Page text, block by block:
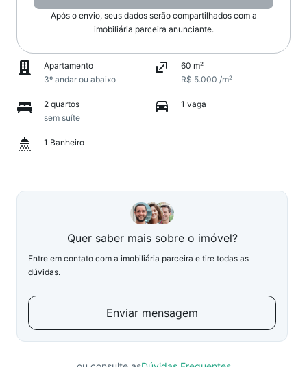
Após o envio, seus dados serão compartilhados com a
imobiliária parceira anunciante.
Apartamento
3º andar ou abaixo
60 m²
R$ 5.000 /m²
2 quartos
sem suíte
1 vaga
1 Banheiro
Quer saber mais sobre o imóvel?
Entre em contato com a imobiliária parceira e tire todas as
dúvidas.
Enviar mensagem